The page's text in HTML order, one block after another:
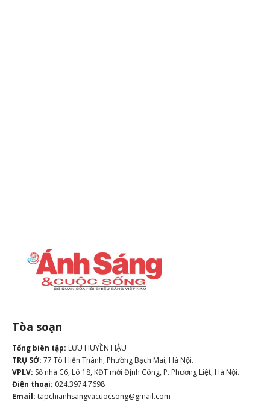
Tòa soạn
Tổng biên tập: LƯU HUYỀN HẬU
TRỤ SỞ: 77 Tô Hiến Thành, Phường Bạch Mai, Hà Nội.
VPLV: Số nhà C6, Lô 18, KĐT mới Định Công, P. Phương Liệt, Hà Nội.
Điện thoại: 024.3974.7698
Email: tapchianhsangvacuocsong@gmail.com